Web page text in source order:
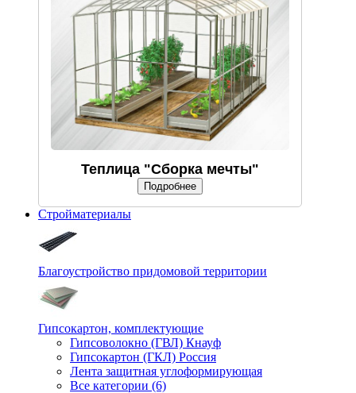
Теплица "Сборка мечты"
Подробнее
Стройматериалы
Благоустройство придомовой территории
Гипсокартон, комплектующие
Гипсоволокно (ГВЛ) Кнауф
Гипсокартон (ГКЛ) Россия
Лента защитная углоформирующая
Все категории (6)